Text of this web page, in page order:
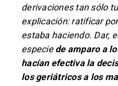
derivaciones tan sólo
explicación: ratificar
estaba haciendo. Dar,
especiede amparo a
hacían efectiva la
los geriátricos a los